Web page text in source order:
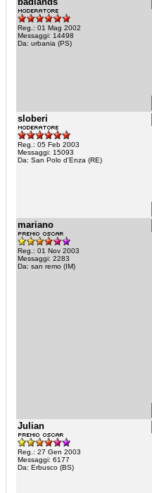
Reg.: 01 Mag 2002
Messaggi: 14498
Da: urbania (PS)
sloberi
Reg.: 05 Feb 2003
Messaggi: 15093
Da: San Polo d'Enza (RE)
mariano
Reg.: 01 Nov 2003
Messaggi: 2283
Da: san remo (IM)
Julian
Reg.: 27 Gen 2003
Messaggi: 6177
Da: Erbusco (BS)